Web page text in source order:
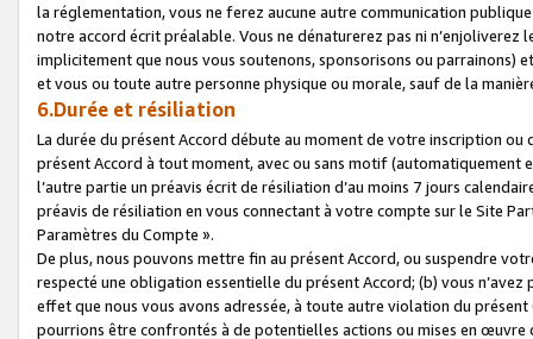
la réglementation, vous ne ferez aucune autre communication
notre accord écrit préalable. Vous ne dénaturerez pas ni
implicitement que nous vous soutenons, sponsorisons ou parrainons)
et vous ou toute autre personne physique ou morale, sauf de la
6.Durée et résiliation
La durée du présent Accord débute au moment de votre inscription
présent Accord à tout moment, avec ou sans motif (automatiquement
l’autre partie un préavis écrit de résiliation d’au moins 7 jours
préavis de résiliation en vous connectant à votre compte sur le Site
Paramètres du Compte ».
De plus, nous pouvons mettre fin au présent Accord, ou suspendre
respecté une obligation essentielle du présent Accord; (b) vous
effet que nous vous avons adressée, à toute autre violation du
pourrions être confrontés à de potentielles actions ou mises en